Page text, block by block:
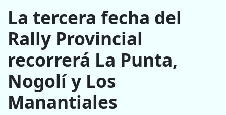
La tercera fecha del
Rally Provincial
recorrerá La Punta,
Nogolí y Los
Manantiales